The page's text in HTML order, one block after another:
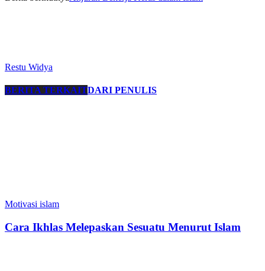
Restu Widya
BERITA TERKAITDARI PENULIS
Motivasi islam
Cara Ikhlas Melepaskan Sesuatu Menurut Islam